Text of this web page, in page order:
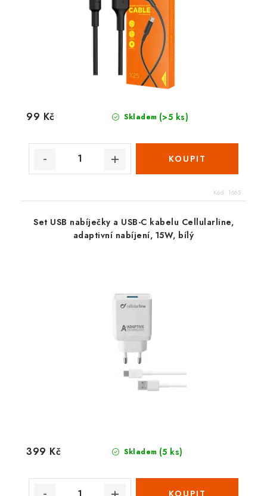
Skladem (>5 ks)
99 Kč
Kód: 1665
Set USB nabíječky a USB-C kabelu Cellularline,
adaptivní nabíjení, 15W, bílý
Skladem (5 ks)
399 Kč